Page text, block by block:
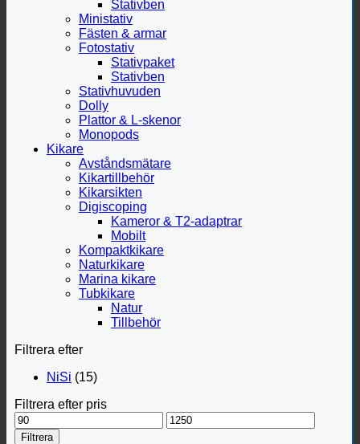
Stativben
Ministativ
Fästen & armar
Fotostativ
Stativpaket
Stativben
Stativhuvuden
Dolly
Plattor & L-skenor
Monopods
Kikare
Avståndsmätare
Kikartillbehör
Kikarsikten
Digiscoping
Kameror & T2-adaptrar
Mobilt
Kompaktkikare
Naturkikare
Marina kikare
Tubkikare
Natur
Tillbehör
Filtrera efter
NiSi (15)
Filtrera efter pris
Min
pris
Max
pris
Filtrera